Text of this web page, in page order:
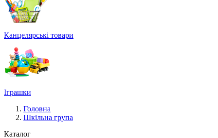
Канцелярські товари
Іграшки
Головна
Шкільна група
Каталог